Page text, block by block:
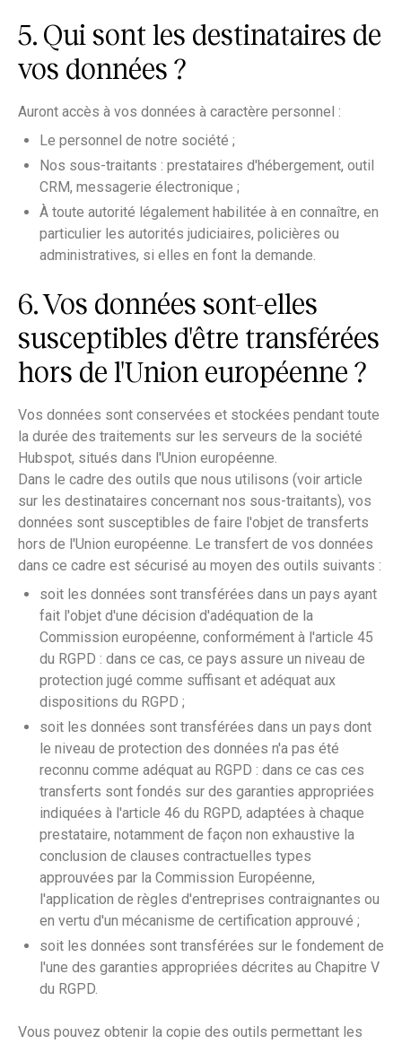
5. Qui sont les destinataires de
vos données ?
Auront accès à vos données à caractère personnel :
Le personnel de notre société ;
Nos sous-traitants : prestataires d'hébergement, outil
CRM, messagerie électronique ;
À toute autorité légalement habilitée à en connaître, en
particulier les autorités judiciaires, policières ou
administratives, si elles en font la demande.
6. Vos données sont-elles
susceptibles d'être transférées
hors de l'Union européenne ?
Vos données sont conservées et stockées pendant toute
la durée des traitements sur les serveurs de la société
Hubspot, situés dans l'Union européenne.
Dans le cadre des outils que nous utilisons (voir article
sur les destinataires concernant nos sous-traitants), vos
données sont susceptibles de faire l'objet de transferts
hors de l'Union européenne. Le transfert de vos données
dans ce cadre est sécurisé au moyen des outils suivants :
soit les données sont transférées dans un pays ayant
fait l'objet d'une décision d'adéquation de la
Commission européenne, conformément à l'article 45
du RGPD : dans ce cas, ce pays assure un niveau de
protection jugé comme suffisant et adéquat aux
dispositions du RGPD ;
soit les données sont transférées dans un pays dont
le niveau de protection des données n'a pas été
reconnu comme adéquat au RGPD : dans ce cas ces
transferts sont fondés sur des garanties appropriées
indiquées à l'article 46 du RGPD, adaptées à chaque
prestataire, notamment de façon non exhaustive la
conclusion de clauses contractuelles types
approuvées par la Commission Européenne,
l'application de règles d'entreprises contraignantes ou
en vertu d'un mécanisme de certification approuvé ;
soit les données sont transférées sur le fondement de
l'une des garanties appropriées décrites au Chapitre V
du RGPD.
Vous pouvez obtenir la copie des outils permettant les